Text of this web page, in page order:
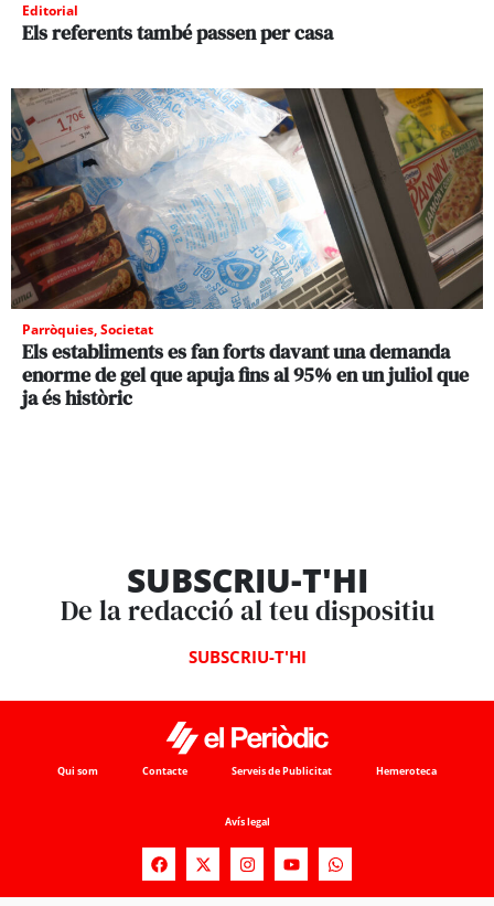
Editorial
Els referents també passen per casa
Parròquies,Societat
Els establiments es fan forts davant una demanda
enorme de gel que apuja fins al 95% en un juliol que
ja és històric
SUBSCRIU-T'HI
De la redacció al teu dispositiu
SUBSCRIU-T'HI
Qui som Contacte Serveis de Publicitat Hemeroteca
Avís legal